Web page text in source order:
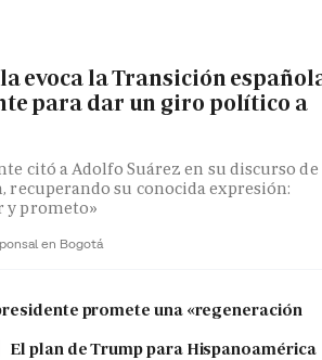
evoca la Transición
para dar un giro político a
citó a Adolfo Suárez en su discurso de
recuperando su conocida expresión:
y prometo»
en Bogotá
promete una «regeneración
El plan de Trump para Hispanoamérica